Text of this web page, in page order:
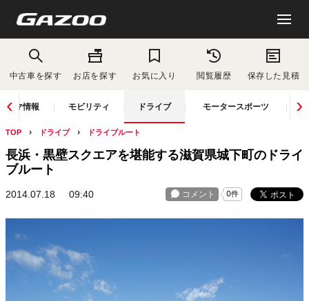
中古車を探す お店を探す お気に入り 閲覧履歴 保存した見積
ルマ情報 モビリティ ドライブ モータースポーツ
TOP ドライブ ドライブルート
長浜・黒壁スクエアを堪能する滋賀県城下町のドライ
ブルート
2014.07.18 09:40